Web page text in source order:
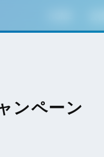
ペーン